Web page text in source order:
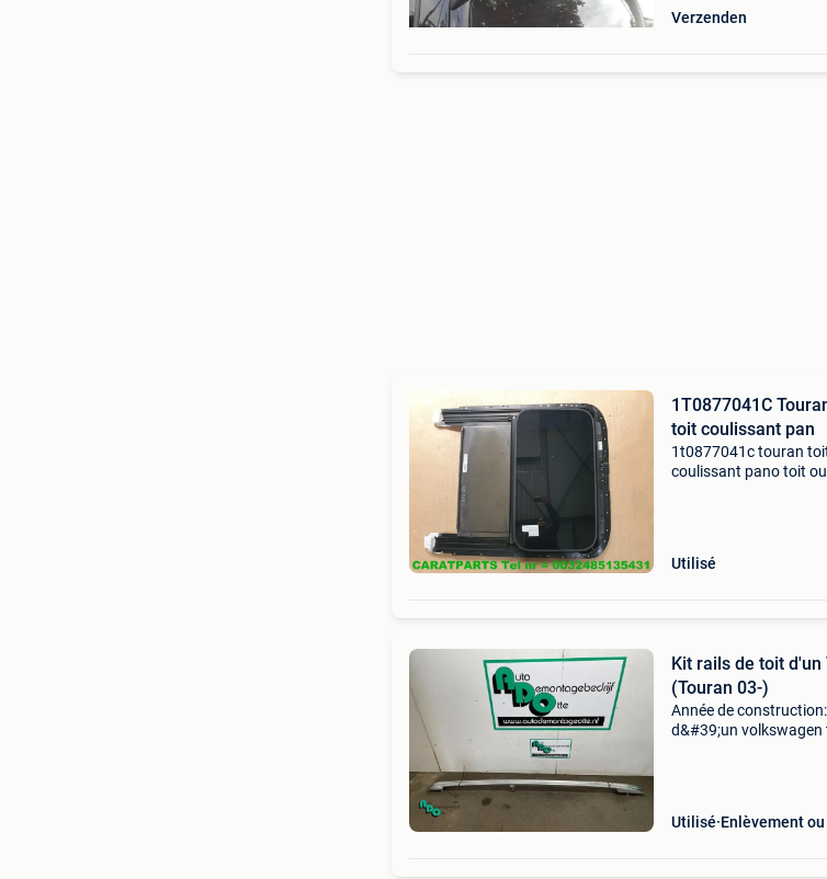
Verzenden
1T0877041C
toit coulissant pan
1t0877041c touran
coulissant pano toit
Utilisé
Kit rails de toit d'un
(Touran 03-)
Année de
d&#39;un
Utilisé Enlèvement ou